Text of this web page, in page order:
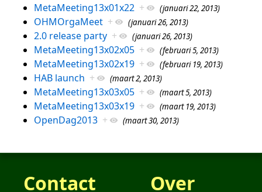
MetaMeeting13x01x22 + (januari 22, 2013)
OHMOrgaMeet + (januari 26, 2013)
2.0 release party + (januari 26, 2013)
MetaMeeting13x02x05 + (februari 5, 2013)
MetaMeeting13x02x19 + (februari 19, 2013)
HAB launch + (maart 2, 2013)
MetaMeeting13x03x05 + (maart 5, 2013)
MetaMeeting13x03x19 + (maart 19, 2013)
OpenDag2013 + (maart 30, 2013)
Contact Over